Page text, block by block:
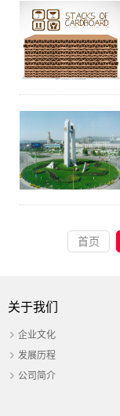
首页
关于我们
企业文化
发展历程
公司简介